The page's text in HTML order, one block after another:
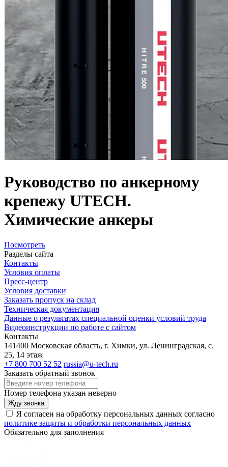
Руководство по анкерному
крепежу UTECH.
Химические анкеры
Посмотреть
Разделы сайта
Контакты
Условия оплаты
Пресс-центр
Условия доставки
Заказать пропуск на склад
Техническая документация
Данные о результатах специальной оценки условий труда
Видеоинструкции по работе с сайтом
Контакты
141400 Московская область, г. Химки, ул. Ленинградская, с.
25, 14 этаж
+7 800 700 52 52 russia@u-tech.ru
Заказать обратный звонок
Номер телефона указан неверно
Жду звонка
Я согласен на обработку персональных данных согласно
политике защиты и обработки персональных данных
Обязательно для заполнения